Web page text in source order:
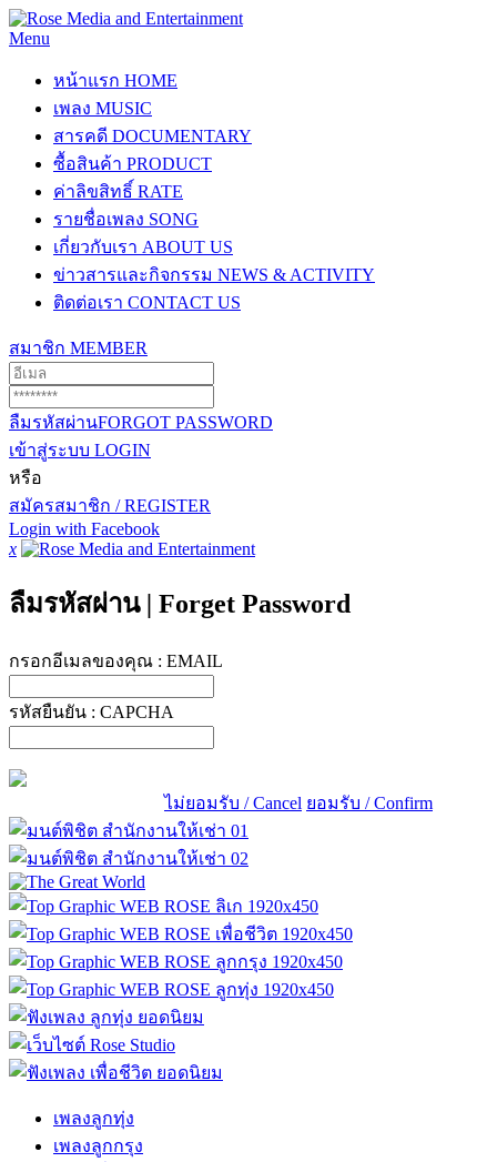
Menu
หน้าแรก HOME
เพลง MUSIC
สารคดี DOCUMENTARY
ซื้อสินค้า PRODUCT
ค่าลิขสิทธิ์ RATE
รายชื่อเพลง SONG
เกี่ยวกับเรา ABOUT US
ข่าวสารและกิจกรรม NEWS & ACTIVITY
ติดต่อเรา CONTACT US
สมาชิก MEMBER
ลืมรหัสผ่านFORGOT PASSWORD
เข้าสู่ระบบ LOGIN
หรือ
สมัครสมาชิก / REGISTER
Login with Facebook
x
ลืมรหัสผ่าน | Forget Password
กรอกอีเมลของคุณ : EMAIL
รหัสยืนยัน : CAPCHA
ไม่ยอมรับ / Cancel ยอมรับ / Confirm
เพลงลูกทุ่ง
เพลงลูกกรุง